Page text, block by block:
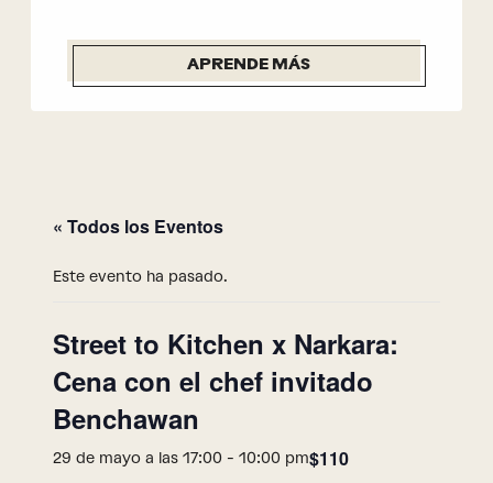
APRENDE MÁS
« Todos los Eventos
Este evento ha pasado.
Street to Kitchen x Narkara:
Cena con el chef invitado
Benchawan
29 de mayo a las 17:00 - 10:00 pm$110